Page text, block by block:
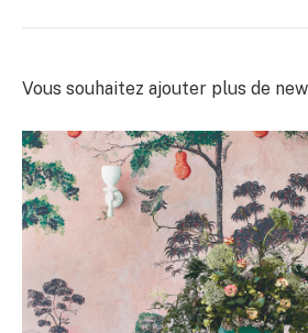
Vous souhaitez ajouter plus de